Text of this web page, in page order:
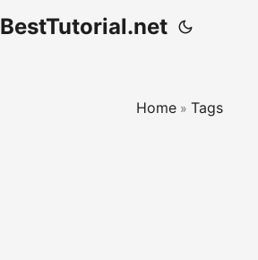
BestTutorial.net
Home » Tags